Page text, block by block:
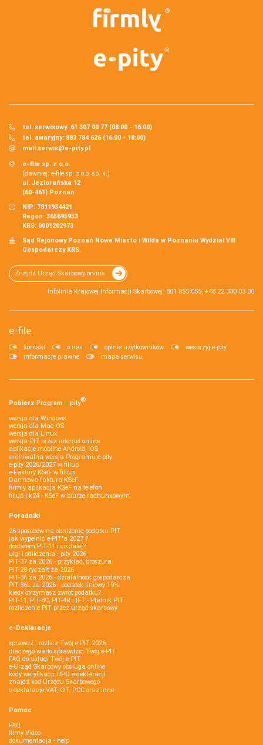
tel. serwisowy: 61 307 00 77 (08:00 - 16:00)
tel. awaryjny: 883 784 626 (16:00 - 18:00)
mail:serwis@e-pity.pl
e-file sp. z o.o.
(dawniej: e-file sp. z o.o. sp. k.)
ul. Jeziorańska 12
(60-461) Poznań
NIP: 7811934421
Regon: 365695953
KRS: 0001202973
Sąd Rejonowy Poznań Nowe Miasto i Wilda w Poznaniu Wydział VIII
Gospodarczy KRS.
Znajdź Urząd Skarbowy online
Infolinia Krajowej Informacji Skarbowej: 801 055 055, +48 22 330 03 30
e-file
kontakt o nas opinie użytkowników
wesprzyj e-pity
informacje prawne
mapa serwisu
Pobierz Program e‑pity®
wersja dla Windows
wersja dla Mac OS
wersja dla Linux
wersja PIT przez internet online
aplikacje mobilne Android, iOS
archiwalna wersja Programu e-pity
e-pity 2026/2027 w fillup
e‑Faktury KSeF w fillup
Darmowa faktura KSeF
firmly aplikacja KSeF na telefon
fillup | k24 - KSeF w biurze rachunkowym
Poradniki
26 sposobów na obniżenie podatku PIT
jak wypełnić e-PIT'a 2027 ?
dostałem PIT-11 i co dalej?
ulgi i odliczenia - pity 2026
PIT-37 za 2026 - przykład, broszura
PIT-28 ryczałt za 2026
PIT-36 za 2026 - działalność gospodarcza
PIT-36L za 2026 - podatek liniowy 19%
kiedy otrzymasz zwrot podatku?
PIT-11, PIT-8C, PIT-4R i IFT - Płatnik PIT
rozliczenie PIT przez urząd skarbowy
e-Deklaracje
sprawdź i rozlicz Twój e PIT 2026
dlaczego warto sprawdzić Twój e-PIT
FAQ do usługi Twój e-PIT
e-Urząd Skarbowy obsługa online
kody weryfikacji UPO e-deklaracji
znajdź kod Urzędu Skarbowego
e-deklaracje VAT, CIT, PCC oraz inne
Pomoc
FAQ
filmy Video
dokumentacja - help